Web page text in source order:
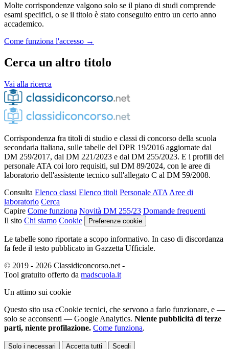
Molte corrispondenze valgono solo se il piano di studi comprende
esami specifici, o se il titolo è stato conseguito entro un certo anno
accademico.
Come funziona l'accesso →
Cerca un altro titolo
Vai alla ricerca
Corrispondenza fra titoli di studio e classi di concorso della scuola
secondaria italiana, sulle tabelle del DPR 19/2016 aggiornate dal
DM 259/2017, dal DM 221/2023 e dal DM 255/2023. E i profili del
personale ATA coi loro requisiti, sul DM 89/2024, con le aree di
laboratorio dell'assistente tecnico sull'allegato C al DM 59/2008.
Consulta Elenco classi Elenco titoli Personale ATA Aree di
laboratorio Cerca
Capire Come funziona Novità DM 255/23 Domande frequenti
Il sito Chi siamo Cookie Preferenze cookie
Le tabelle sono riportate a scopo informativo. In caso di discordanza
fa fede il testo pubblicato in Gazzetta Ufficiale.
© 2019 - 2026 Classidiconcorso.net -
Tool gratuito offerto da madscuola.it
Un attimo sui cookie
Questo sito usa cCookie tecnici, che servono a farlo funzionare, e —
solo se acconsenti — Google Analytics. Niente pubblicità di terze
parti, niente profilazione. Come funziona.
Solo i necessari Accetta tutti Scegli